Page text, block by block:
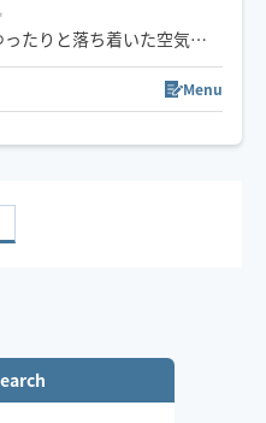
たりと落ち着いた空気
るのが得意です✨
Menu